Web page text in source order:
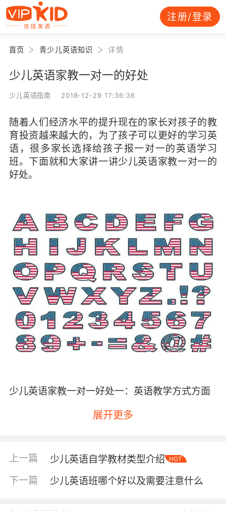
注册/登录
首页 青少儿英语知识 详情
少儿英语家教一对一的好处
少儿英语指南 2018-12-29 17:36:36
随着人们经济水平的提升现在的家长对孩子的教
育投资越来越大的，为了孩子可以更好的学习英
语，很多家长选择给孩子报一对一的英语学习
班。下面就和大家讲一讲少儿英语家教一对一的
好处。
少儿英语家教一对一好处一：英语教学方式方面
一对一教学是一个老师针对一个孩子进行授课，
式上老师可以完全根据孩子的特点采用适合孩子
的方法进行教学，而且老师和孩子之间的互动性
也会更强，这样对孩子英语的学习也会有多的帮
展开更多
上一篇 少儿英语自学教材类型介绍 HOT
下一篇 少儿英语班哪个好以及需要注意什么